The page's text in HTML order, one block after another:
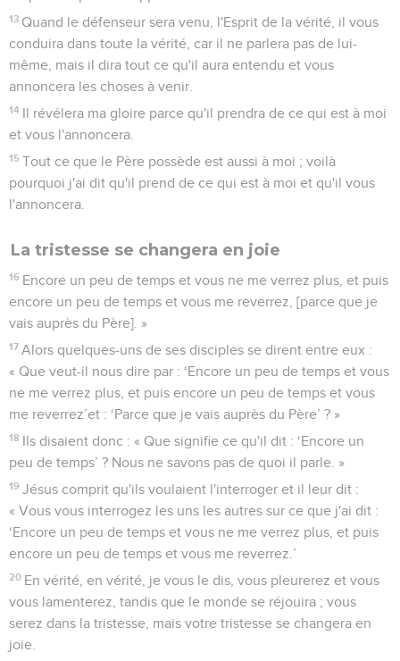
13 Quand le défenseur sera venu, l'Esprit de la vérité, il vous
conduira dans toute la vérité, car il ne parlera pas de lui-
même, mais il dira tout ce qu'il aura entendu et vous
annoncera les choses à venir.
14 Il révélera ma gloire parce qu'il prendra de ce qui est à moi
et vous l'annoncera.
15 Tout ce que le Père possède est aussi à moi ; voilà
pourquoi j'ai dit qu'il prend de ce qui est à moi et qu'il vous
l'annoncera.
La tristesse se changera en joie
16 Encore un peu de temps et vous ne me verrez plus, et puis
encore un peu de temps et vous me reverrez, [parce que je
vais auprès du Père]. »
17 Alors quelques-uns de ses disciples se dirent entre eux :
« Que veut-il nous dire par : ‘Encore un peu de temps et vous
ne me verrez plus, et puis encore un peu de temps et vous
me reverrez’et : ‘Parce que je vais auprès du Père’ ? »
18 Ils disaient donc : « Que signifie ce qu'il dit : ‘Encore un
peu de temps’ ? Nous ne savons pas de quoi il parle. »
19 Jésus comprit qu'ils voulaient l'interroger et il leur dit :
« Vous vous interrogez les uns les autres sur ce que j'ai dit :
‘Encore un peu de temps et vous ne me verrez plus, et puis
encore un peu de temps et vous me reverrez.’
20 En vérité, en vérité, je vous le dis, vous pleurerez et vous
vous lamenterez, tandis que le monde se réjouira ; vous
serez dans la tristesse, mais votre tristesse se changera en
joie.